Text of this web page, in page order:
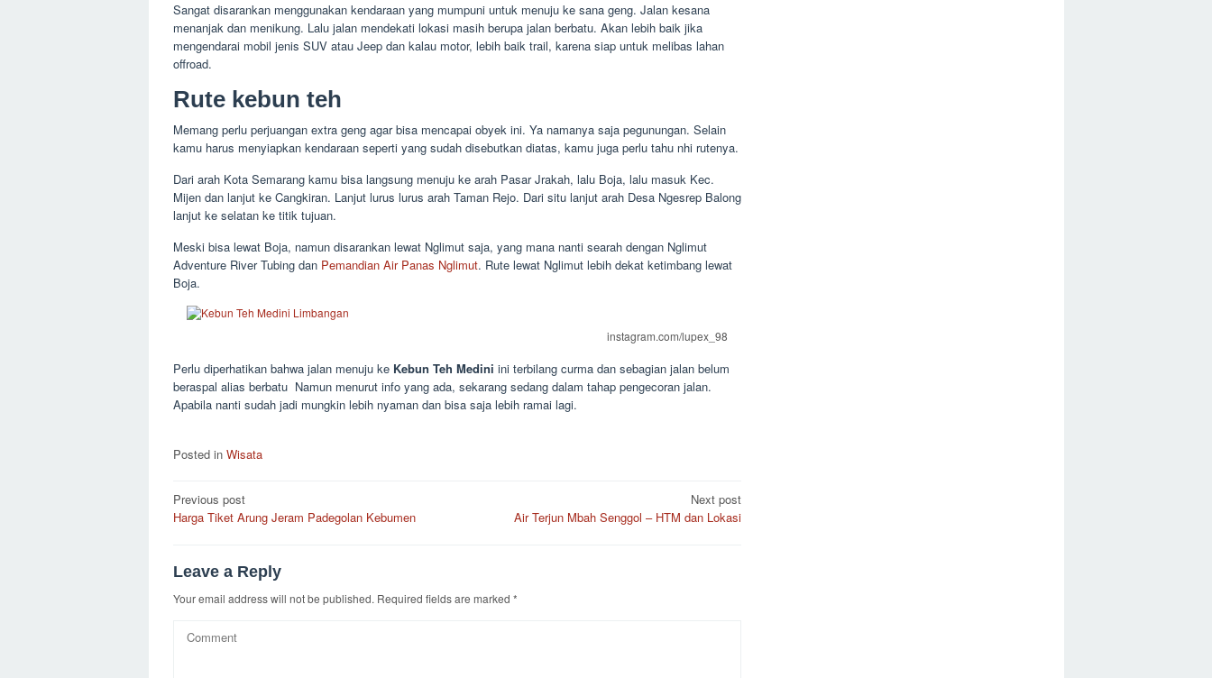
Sangat disarankan menggunakan kendaraan yang mumpuni untuk menuju ke sana geng. Jalan kesana
menanjak dan menikung. Lalu jalan mendekati lokasi masih berupa jalan berbatu. Akan lebih baik jika
mengendarai mobil jenis SUV atau Jeep dan kalau motor, lebih baik trail, karena siap untuk melibas lahan
offroad.
Rute kebun teh
Memang perlu perjuangan extra geng agar bisa mencapai obyek ini. Ya namanya saja pegunungan. Selain
kamu harus menyiapkan kendaraan seperti yang sudah disebutkan diatas, kamu juga perlu tahu nhi rutenya.
Dari arah Kota Semarang kamu bisa langsung menuju ke arah Pasar Jrakah, lalu Boja, lalu masuk Kec.
Mijen dan lanjut ke Cangkiran. Lanjut lurus lurus arah Taman Rejo. Dari situ lanjut arah Desa Ngesrep Balong
lanjut ke selatan ke titik tujuan.
Meski bisa lewat Boja, namun disarankan lewat Nglimut saja, yang mana nanti searah dengan Nglimut
Adventure River Tubing dan Pemandian Air Panas Nglimut. Rute lewat Nglimut lebih dekat ketimbang lewat
Boja.
instagram.com/lupex_98
Perlu diperhatikan bahwa jalan menuju ke Kebun Teh Medini ini terbilang curma dan sebagian jalan belum
beraspal alias berbatu Namun menurut info yang ada, sekarang sedang dalam tahap pengecoran jalan.
Apabila nanti sudah jadi mungkin lebih nyaman dan bisa saja lebih ramai lagi.
Posted in Wisata
Post
navigation
Previous post
Harga Tiket Arung Jeram Padegolan Kebumen
Next post
Air Terjun Mbah Senggol – HTM dan Lokasi
Leave a Reply
Your email address will not be published. Required fields are marked *